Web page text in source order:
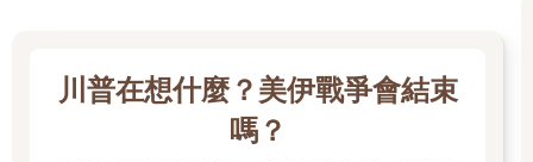
川普在想什麼？美伊戰爭會結束
嗎？